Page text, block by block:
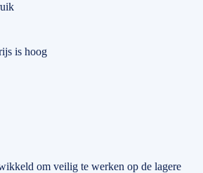
is hoog
om veilig te werken op de lagere